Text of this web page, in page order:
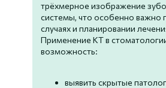
трёхмерное изображение
системы, что особенно важно
случаях и планировании
Применение КТ в
возможность:
выявить скрытые